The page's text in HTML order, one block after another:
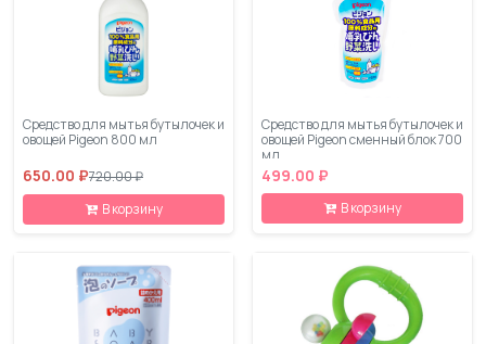
Средство для мытья бутылочек и
овощей Pigeon 800 мл
650.00 ₽720.00 ₽
В корзину
Средство для мытья бутылочек и
овощей Pigeon сменный блок 700
мл
499.00 ₽
В корзину